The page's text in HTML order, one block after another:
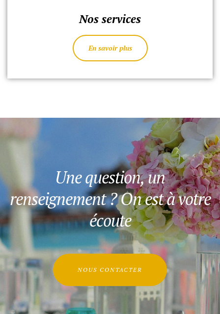
Nos services
En savoir plus
Une question, un
renseignement ? On est à votre
écoute
NOUS CONTACTER